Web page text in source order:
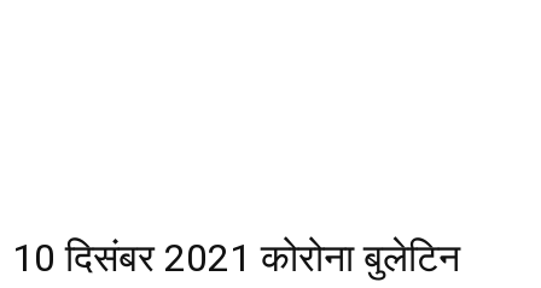
10 दिसंबर 2021 कोरोना बुलेटिन